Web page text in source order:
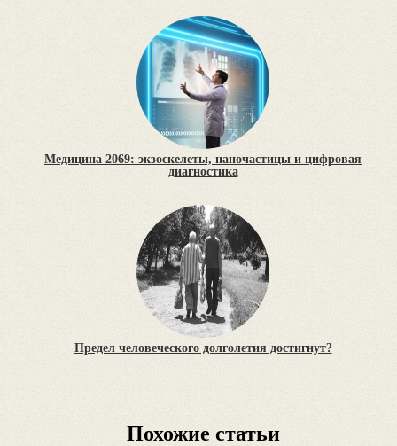
Медицина 2069: экзоскелеты, наночастицы и цифровая
диагностика
Предел человеческого долголетия достигнут?
Похожие статьи